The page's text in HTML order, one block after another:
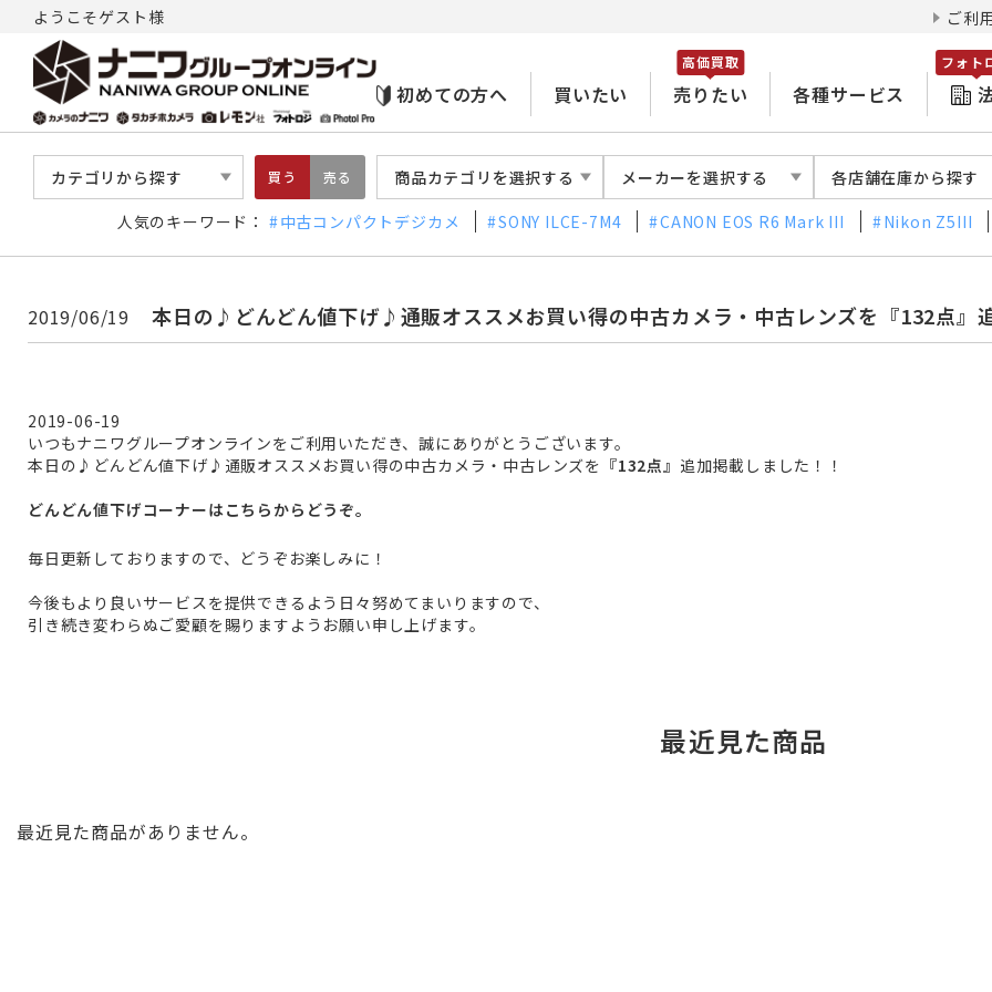
ようこそゲスト様 ご利
初めての方へ 買いたい 売りたい
高価買取
各種サービス
フォト
カテゴリから探す 買う 売る 商品カテゴリを選択する メーカーを選択する 各店舗在庫から探す
人気のキーワード： 中古コンパクトデジカメ SONY ILCE-7M4 CANON EOS R6 Mark III Nikon Z5III
2019/06/19 本日の♪どんどん値下げ♪通販オススメお買い得の中古カメラ・中古レンズを『132点』
2019-06-19
いつもナニワグループオンラインをご利用いただき、誠にありがとうございます。
本日の♪どんどん値下げ♪通販オススメお買い得の中古カメラ・中古レンズを 『132点』 追加掲載 しました！！
どんどん値下げコーナーはこちらからどうぞ。
毎日更新しておりますので、どうぞお楽しみに！
今後もより良いサービスを提供できるよう日々努めてまいりますので、
引き続き変わらぬご愛顧を賜りますようお願い申し上げます。
最近見た商品
最近見た商品がありません。